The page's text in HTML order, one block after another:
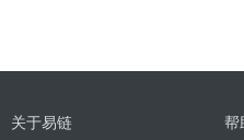
关于易链 帮